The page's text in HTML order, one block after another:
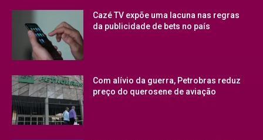
Cazé TV expõe uma lacuna nas regras
da publicidade de bets no país
Com alívio da guerra, Petrobras reduz
preço do querosene de aviação